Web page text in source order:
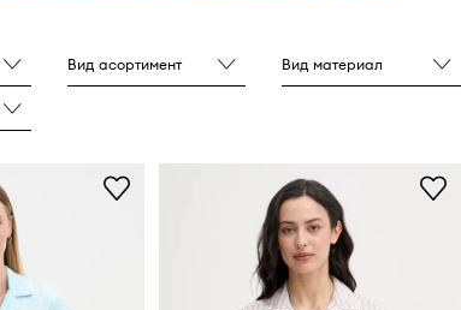
Вид асортимент Вид материал